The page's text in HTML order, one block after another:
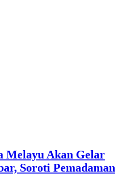
Melayu Akan Gelar
Soroti Pemadaman